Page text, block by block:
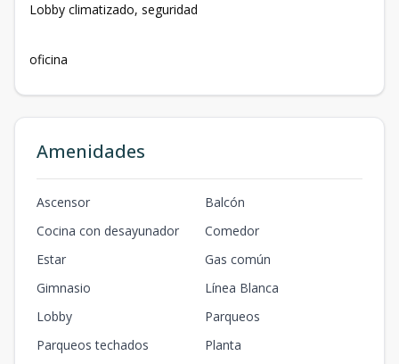
Lobby climatizado, seguridad
oficina
Amenidades
Ascensor
Balcón
Cocina con desayunador
Comedor
Estar
Gas común
Gimnasio
Línea Blanca
Lobby
Parqueos
Parqueos techados
Planta